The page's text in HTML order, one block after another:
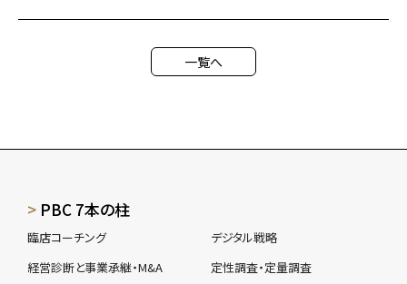
一覧へ
PBC 7本の柱
臨店コーチング
経営診断と事業承継・M&A
デジタル戦略
定性調査・定量調査